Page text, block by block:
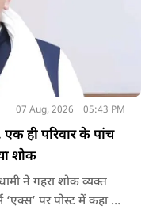
07 Aug, 2026 05:43 PM
, एक ही परिवार के पांच
शोक
ने गहरा शोक व्यक्त
‘एक्स’ पर पोस्ट में कहा कि